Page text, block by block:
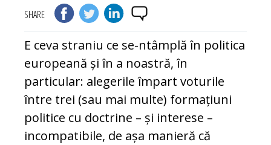
SHARE
E ceva straniu ce se-ntâmplă în politica
europeană și în a noastră, în
particular: alegerile împart voturile
între trei (sau mai multe) formațiuni
politice cu doctrine – și interese –
incompatibile, de așa manieră că